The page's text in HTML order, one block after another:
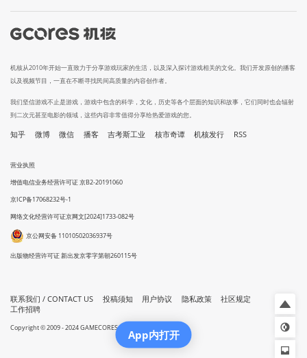
机核从2010年开始一直致力于分享游戏玩家的生活，以及深入探讨游戏相关的文化。我们开发原创的播客
以及视频节目，一直在不断寻找民间高质量的内容创作者。
我们坚信游戏不止是游戏，游戏中包含的科学，文化，历史等各个层面的知识和故事，它们同时也会辐射
到二次元甚至电影的领域，这些内容非常值得分享给热爱游戏的您。
知乎 微博 微信 播客 吉考斯工业 核市奇谭 机核发行 RSS
营业执照
增值电信业务经营许可证 京B2-20191060
京ICP备17068232号-1
网络文化经营许可证京网文[2024]1733-082号
京公网安备 11010502036937号
出版物经营许可证 新出发京零字第朝260115号
联系我们 / CONTACT US 投稿须知 用户协议 隐私政策
社区规定
工作招聘
Copyright © 2009 - 2024 GAMECORES. All Rights Reserved
App内打开